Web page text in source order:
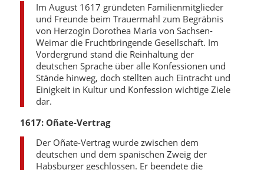
Im August 1617 gründeten Familienmitglieder
und Freunde beim Trauermahl zum Begräbnis
von Herzogin Dorothea Maria von Sachsen-
Weimar die Fruchtbringende Gesellschaft. Im
Vordergrund stand die Reinhaltung der
deutschen Sprache über alle Konfessionen und
Stände hinweg, doch stellten auch Eintracht und
Einigkeit in Kultur und Konfession wichtige Ziele
dar.
1617: Oñate-Vertrag
Der Oñate-Vertrag wurde zwischen dem
deutschen und dem spanischen Zweig der
Habsburger geschlossen. Er beendete die